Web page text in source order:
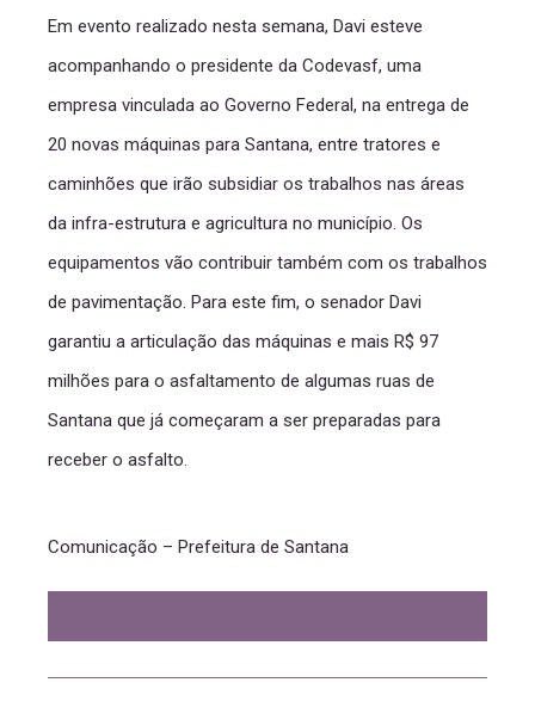
Em evento realizado nesta semana, Davi esteve
acompanhando o presidente da Codevasf, uma
empresa vinculada ao Governo Federal, na entrega de
20 novas máquinas para Santana, entre tratores e
caminhões que irão subsidiar os trabalhos nas áreas
da infra-estrutura e agricultura no município. Os
equipamentos vão contribuir também com os trabalhos
de pavimentação. Para este fim, o senador Davi
garantiu a articulação das máquinas e mais R$ 97
milhões para o asfaltamento de algumas ruas de
Santana que já começaram a ser preparadas para
receber o asfalto.
Comunicação – Prefeitura de Santana